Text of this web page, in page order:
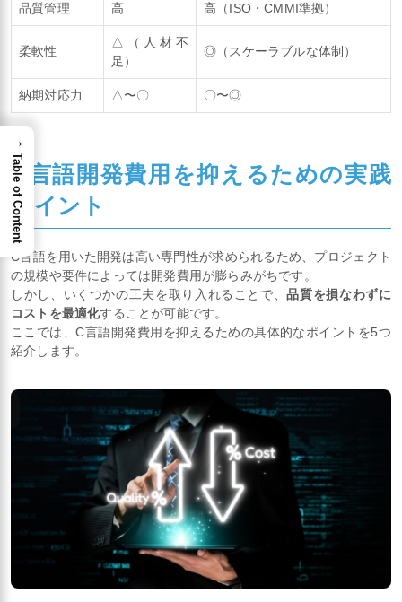
品質管理 高 高（ISO・CMMI準拠）
柔軟性
△（人材不
足）
◎（スケーラブルな体制）
納期対応力 △〜〇 〇〜◎
C言語開発費用を抑えるための実践
ポイント
C言語を用いた開発は高い専門性が求められるため、プロジェクト
の規模や要件によっては開発費用が膨らみがちです。
しかし、いくつかの工夫を取り入れることで、品質を損なわずに
コストを最適化することが可能です。
ここでは、C言語開発費用を抑えるための具体的なポイントを5つ
紹介します。
→
Table of Content